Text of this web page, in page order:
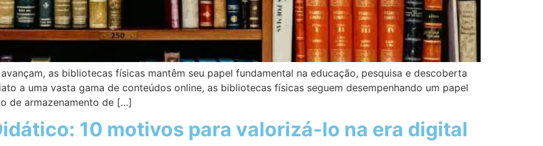
as bibliotecas físicas mantêm seu papel fundamental na educação, pesquisa e descoberta
a uma vasta gama de conteúdos online, as bibliotecas físicas seguem desempenhando um papel
de armazenamento de […]
10 motivos para valorizá-lo na era digital